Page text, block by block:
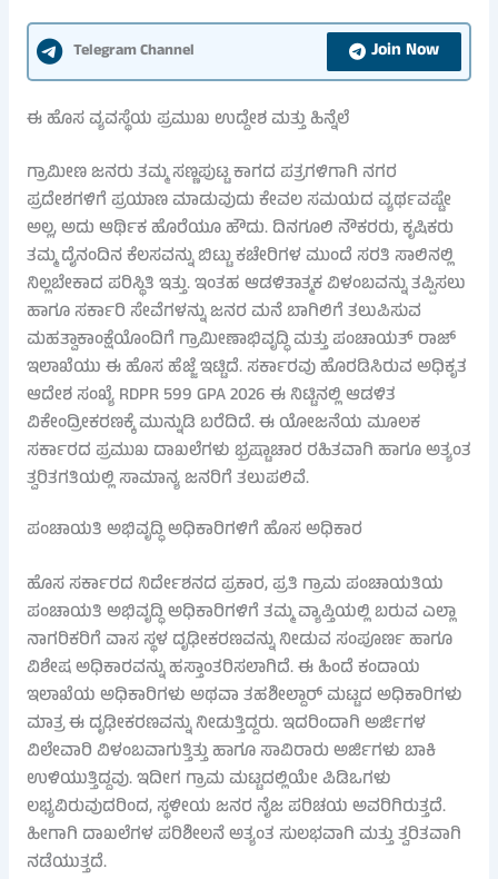
Telegram Channel Join Now
ಈ ಹೊಸ ವ್ಯವಸ್ಥೆಯ ಪ್ರಮುಖ ಉದ್ದೇಶ ಮತ್ತು ಹಿನ್ನೆಲೆ
ಗ್ರಾಮೀಣ ಜನರು ತಮ್ಮ ಸಣ್ಣಪುಟ್ಟ ಕಾಗದ ಪತ್ರಗಳಿಗಾಗಿ ನಗರ
ಪ್ರದೇಶಗಳಿಗೆ ಪ್ರಯಾಣ ಮಾಡುವುದು ಕೇವಲ ಸಮಯದ ವ್ಯರ್ಥವಷ್ಟೇ
ಅಲ್ಲ, ಅದು ಆರ್ಥಿಕ ಹೊರೆಯೂ ಹೌದು. ದಿನಗೂಲಿ ನೌಕರರು, ಕೃಷಿಕರು
ತಮ್ಮ ದೈನಂದಿನ ಕೆಲಸವನ್ನು ಬಿಟ್ಟು ಕಚೇರಿಗಳ ಮುಂದೆ ಸರತಿ ಸಾಲಿನಲ್ಲಿ
ನಿಲ್ಲಬೇಕಾದ ಪರಿಸ್ಥಿತಿ ಇತ್ತು. ಇಂತಹ ಆಡಳಿತಾತ್ಮಕ ವಿಳಂಬವನ್ನು ತಪ್ಪಿಸಲು
ಹಾಗೂ ಸರ್ಕಾರಿ ಸೇವೆಗಳನ್ನು ಜನರ ಮನೆ ಬಾಗಿಲಿಗೆ ತಲುಪಿಸುವ
ಮಹತ್ವಾಕಾಂಕ್ಷೆಯೊಂದಿಗೆ ಗ್ರಾಮೀಣಾಭಿವೃದ್ಧಿ ಮತ್ತು ಪಂಚಾಯತ್ ರಾಜ್
ಇಲಾಖೆಯು ಈ ಹೊಸ ಹೆಜ್ಜೆ ಇಟ್ಟಿದೆ. ಸರ್ಕಾರವು ಹೊರಡಿಸಿರುವ ಅಧಿಕೃತ
ಆದೇಶ ಸಂಖ್ಯೆ RDPR 599 GPA 2026 ಈ ನಿಟ್ಟಿನಲ್ಲಿ ಆಡಳಿತ
ವಿಕೇಂದ್ರೀಕರಣಕ್ಕೆ ಮುನ್ನುಡಿ ಬರೆದಿದೆ. ಈ ಯೋಜನೆಯ ಮೂಲಕ
ಸರ್ಕಾರದ ಪ್ರಮುಖ ದಾಖಲೆಗಳು ಭ್ರಷ್ಟಾಚಾರ ರಹಿತವಾಗಿ ಹಾಗೂ ಅತ್ಯಂತ
ತ್ವರಿತಗತಿಯಲ್ಲಿ ಸಾಮಾನ್ಯ ಜನರಿಗೆ ತಲುಪಲಿವೆ.
ಪಂಚಾಯತಿ ಅಭಿವೃದ್ಧಿ ಅಧಿಕಾರಿಗಳಿಗೆ ಹೊಸ ಅಧಿಕಾರ
ಹೊಸ ಸರ್ಕಾರದ ನಿರ್ದೇಶನದ ಪ್ರಕಾರ, ಪ್ರತಿ ಗ್ರಾಮ ಪಂಚಾಯತಿಯ
ಪಂಚಾಯತಿ ಅಭಿವೃದ್ಧಿ ಅಧಿಕಾರಿಗಳಿಗೆ ತಮ್ಮ ವ್ಯಾಪ್ತಿಯಲ್ಲಿ ಬರುವ ಎಲ್ಲಾ
ನಾಗರಿಕರಿಗೆ ವಾಸ ಸ್ಥಳ ದೃಢೀಕರಣವನ್ನು ನೀಡುವ ಸಂಪೂರ್ಣ ಹಾಗೂ
ವಿಶೇಷ ಅಧಿಕಾರವನ್ನು ಹಸ್ತಾಂತರಿಸಲಾಗಿದೆ. ಈ ಹಿಂದೆ ಕಂದಾಯ
ಇಲಾಖೆಯ ಅಧಿಕಾರಿಗಳು ಅಥವಾ ತಹಶೀಲ್ದಾರ್ ಮಟ್ಟದ ಅಧಿಕಾರಿಗಳು
ಮಾತ್ರ ಈ ದೃಢೀಕರಣವನ್ನು ನೀಡುತ್ತಿದ್ದರು. ಇದರಿಂದಾಗಿ ಅರ್ಜಿಗಳ
ವಿಲೇವಾರಿ ವಿಳಂಬವಾಗುತ್ತಿತ್ತು ಹಾಗೂ ಸಾವಿರಾರು ಅರ್ಜಿಗಳು ಬಾಕಿ
ಉಳಿಯುತ್ತಿದ್ದವು. ಇದೀಗ ಗ್ರಾಮ ಮಟ್ಟದಲ್ಲಿಯೇ ಪಿಡಿಒಗಳು
ಲಭ್ಯವಿರುವುದರಿಂದ, ಸ್ಥಳೀಯ ಜನರ ನೈಜ ಪರಿಚಯ ಅವರಿಗಿರುತ್ತದೆ.
ಹೀಗಾಗಿ ದಾಖಲೆಗಳ ಪರಿಶೀಲನೆ ಅತ್ಯಂತ ಸುಲಭವಾಗಿ ಮತ್ತು ತ್ವರಿತವಾಗಿ
ನಡೆಯುತ್ತದೆ.